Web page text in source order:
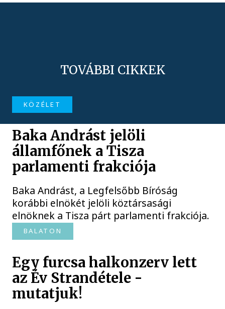
TOVÁBBI CIKKEK
KÖZÉLET
Baka Andrást jelöli
államfőnek a Tisza
parlamenti frakciója
Baka Andrást, a Legfelsőbb Bíróság
korábbi elnökét jelöli köztársasági
elnöknek a Tisza párt parlamenti frakciója.
BALATON
Egy furcsa halkonzerv lett
az Év Strandétele -
mutatjuk!